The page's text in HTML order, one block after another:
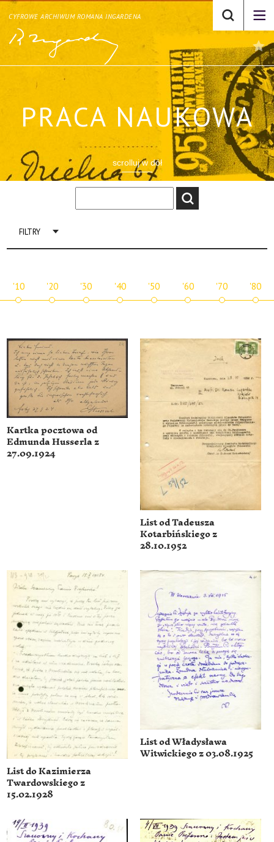
CYFROWE ARCHIWUM ROMANA INGARDENA
PRACA NAUKOWA
scrolluj w dół
FILTRY
'10 '20 '30 '40 '50 '60 '70 '80
Kartka pocztowa od
Edmunda Husserla z
27.09.1924
List od Tadeusza
Kotarbińskiego z
28.10.1952
List do Kazimierza
Twardowskiego z
15.02.1928
List od Władysława
Witwickiego z 03.08.1925